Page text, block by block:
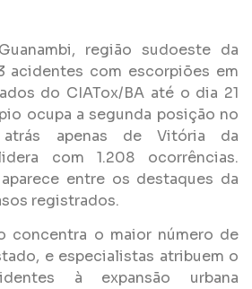
região sudoeste da
acidentes com escorpiões em
do CIATox/BA até o dia 21
ocupa a segunda posição no
apenas de Vitória da
com 1.208 ocorrências.
entre os destaques da
registrados.
concentra o maior número de
e especialistas atribuem o
à expansão urbana